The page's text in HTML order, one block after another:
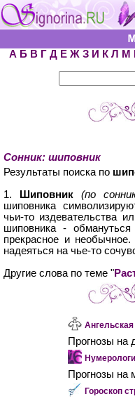
А Б В Г Д Е Ж З И К Л М
Сонник: шиповник
Результаты поиска по
1.
Шиповник (по
шиповника
чьи-то издевательства
шиповника -
прекрасное и
надеяться на чье-то
Другие слова по теме "
Прогнозы на
Прогнозы на
Гороскоп